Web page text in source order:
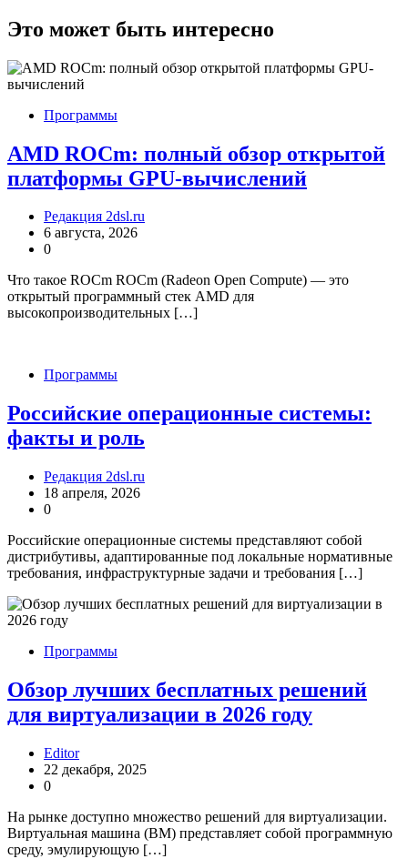
Это может быть интересно
Программы
AMD ROCm: полный обзор открытой
платформы GPU-вычислений
Редакция 2dsl.ru
6 августа, 2026
0
Что такое ROCm ROCm (Radeon Open Compute) — это
открытый программный стек AMD для
высокопроизводительных […]
Программы
Российские операционные системы:
факты и роль
Редакция 2dsl.ru
18 апреля, 2026
0
Российские операционные системы представляют собой
дистрибутивы, адаптированные под локальные нормативные
требования, инфраструктурные задачи и требования […]
Программы
Обзор лучших бесплатных решений
для виртуализации в 2026 году
Editor
22 декабря, 2025
0
На рынке доступно множество решений для виртуализации.
Виртуальная машина (ВМ) представляет собой программную
среду, эмулирующую […]